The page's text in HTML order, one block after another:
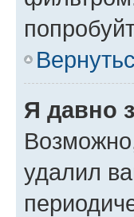
Я давно
удалил